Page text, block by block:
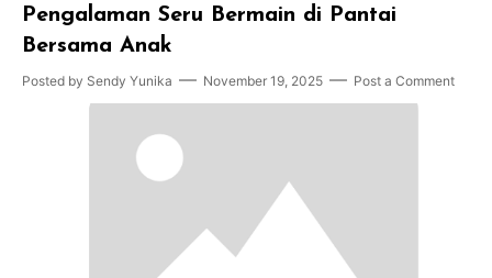
Pengalaman Seru Bermain di Pantai
Bersama Anak
Posted by Sendy Yunika November 19, 2025 Post a Comment